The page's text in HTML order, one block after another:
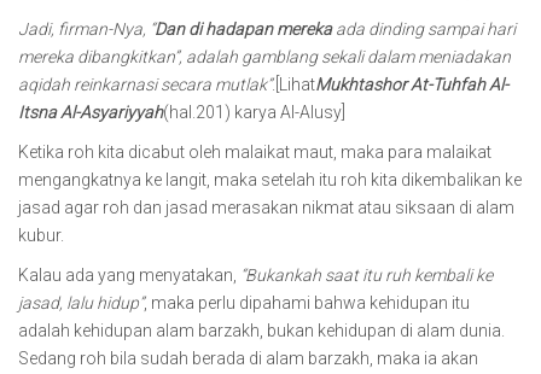
Jadi, firman-Nya, “Dan di hadapan merekaada dinding sampai hari
mereka dibangkitkan”, adalah gamblang sekali dalam meniadakan
aqidah reinkarnasi secara mutlak”.[LihatMukhtashor At-Tuhfah Al-
Itsna Al-Asyariyyah(hal.201) karya Al-Alusy]
Ketika roh kita dicabut oleh malaikat maut, maka para malaikat
mengangkatnya ke langit, maka setelah itu roh kita dikembalikan ke
jasad agar roh dan jasad merasakan nikmat atau siksaan di alam
kubur.
Kalau ada yang menyatakan, “Bukankah saat itu ruh kembali ke
jasad, lalu hidup”, maka perlu dipahami bahwa kehidupan itu
adalah kehidupan alam barzakh, bukan kehidupan di alam dunia.
Sedang roh bila sudah berada di alam barzakh, maka ia akan